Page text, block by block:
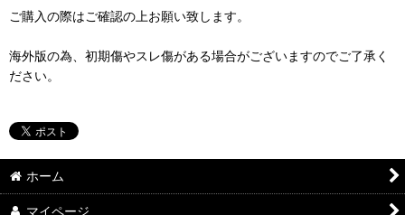
ご購入の際はご確認の上お願い致します。
海外版の為、初期傷やスレ傷がある場合がございますのでご了承く
ださい。
ホーム
マイページ